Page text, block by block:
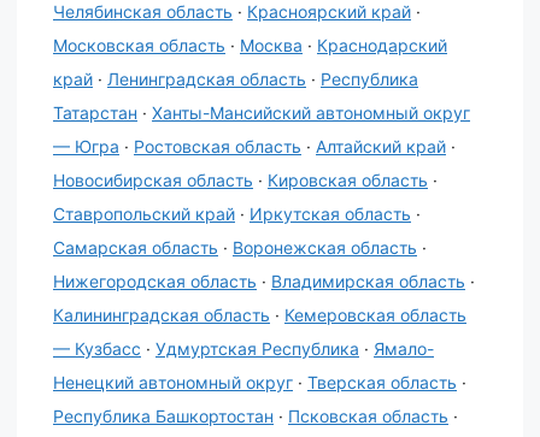
Челябинская область · Красноярский край ·
Московская область · Москва · Краснодарский
край · Ленинградская область · Республика
Татарстан · Ханты-Мансийский автономный округ
— Югра · Ростовская область · Алтайский край ·
Новосибирская область · Кировская область ·
Ставропольский край · Иркутская область ·
Самарская область · Воронежская область ·
Нижегородская область · Владимирская область ·
Калининградская область · Кемеровская область
— Кузбасс · Удмуртская Республика · Ямало-
Ненецкий автономный округ · Тверская область ·
Республика Башкортостан · Псковская область ·